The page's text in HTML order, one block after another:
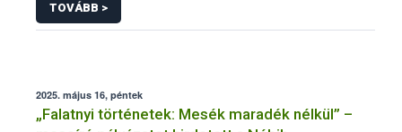
TOVÁBB >
2025. május 16, péntek
„Falatnyi történetek: Mesék maradék nélkül” –